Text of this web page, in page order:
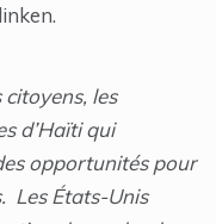
les
d’Haïti qui
opportunités pour
Les États-Unis